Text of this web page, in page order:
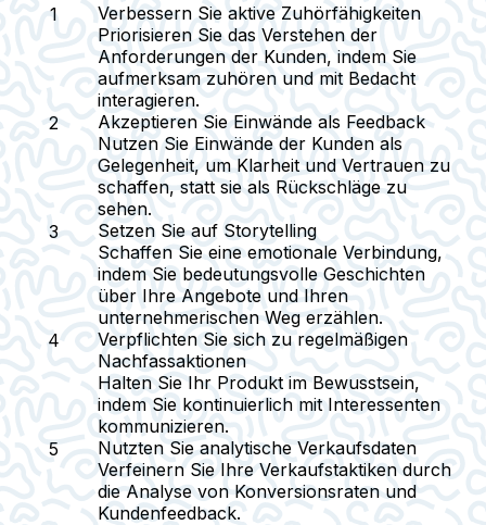
Verbessern Sie aktive Zuhörfähigkeiten
Priorisieren Sie das Verstehen der
Anforderungen der Kunden, indem Sie
aufmerksam zuhören und mit Bedacht
interagieren.
Akzeptieren Sie Einwände als Feedback
Nutzen Sie Einwände der Kunden als
Gelegenheit, um Klarheit und Vertrauen zu
schaffen, statt sie als Rückschläge zu
sehen.
Setzen Sie auf Storytelling
Schaffen Sie eine emotionale Verbindung,
indem Sie bedeutungsvolle Geschichten
über Ihre Angebote und Ihren
unternehmerischen Weg erzählen.
Verpflichten Sie sich zu regelmäßigen
Nachfassaktionen
Halten Sie Ihr Produkt im Bewusstsein,
indem Sie kontinuierlich mit Interessenten
kommunizieren.
Nutzten Sie analytische Verkaufsdaten
Verfeinern Sie Ihre Verkaufstaktiken durch
die Analyse von Konversionsraten und
Kundenfeedback.